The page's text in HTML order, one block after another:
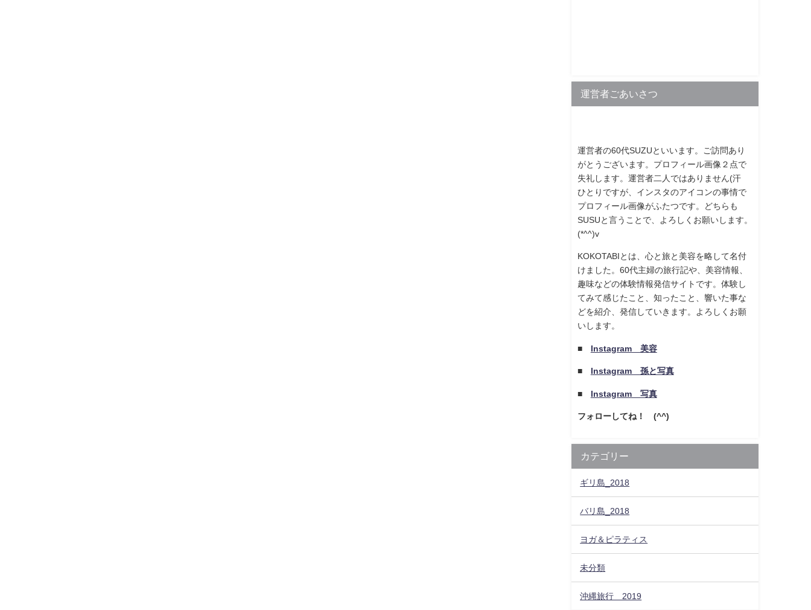
運営者ごあいさつ
運営者の60代SUZUといいます。ご訪問あり
がとうございます。プロフィール画像２点で
失礼します。運営者二人ではありません(汗
ひとりですが、インスタのアイコンの事情で
プロフィール画像がふたつです。どちらも
SUSUと言うことで、よろしくお願いします。
(*^^)v
KOKOTABIとは、心と旅と美容を略して名付
けました。60代主婦の旅行記や、美容情報、
趣味などの体験情報発信サイトです。体験し
てみて感じたこと、知ったこと、響いた事な
どを紹介、発信していきます。よろしくお願
いします。
■ Instagram 美容
■ Instagram 孫と写真
■ Instagram 写真
フォローしてね！ (^^)
カテゴリー
ギリ島_2018
バリ島_2018
ヨガ＆ピラティス
未分類
沖縄旅行＿2019